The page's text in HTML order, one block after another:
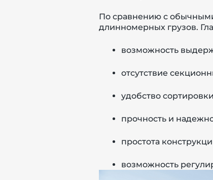
По сравнению с
длинномерных грузов.
возможность
отсутствие
удобство
прочность и
простота
возможность